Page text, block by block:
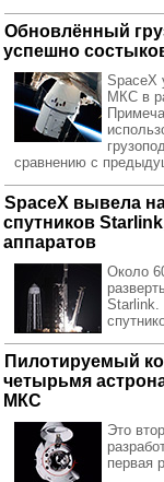
Обновлённый
успешно
SpaceX
МКС в
сравнению с
SpaceX вывела
спутников
аппаратов
Около
Starlink.
Пилотируемый
четырьмя
МКС
Это
первая